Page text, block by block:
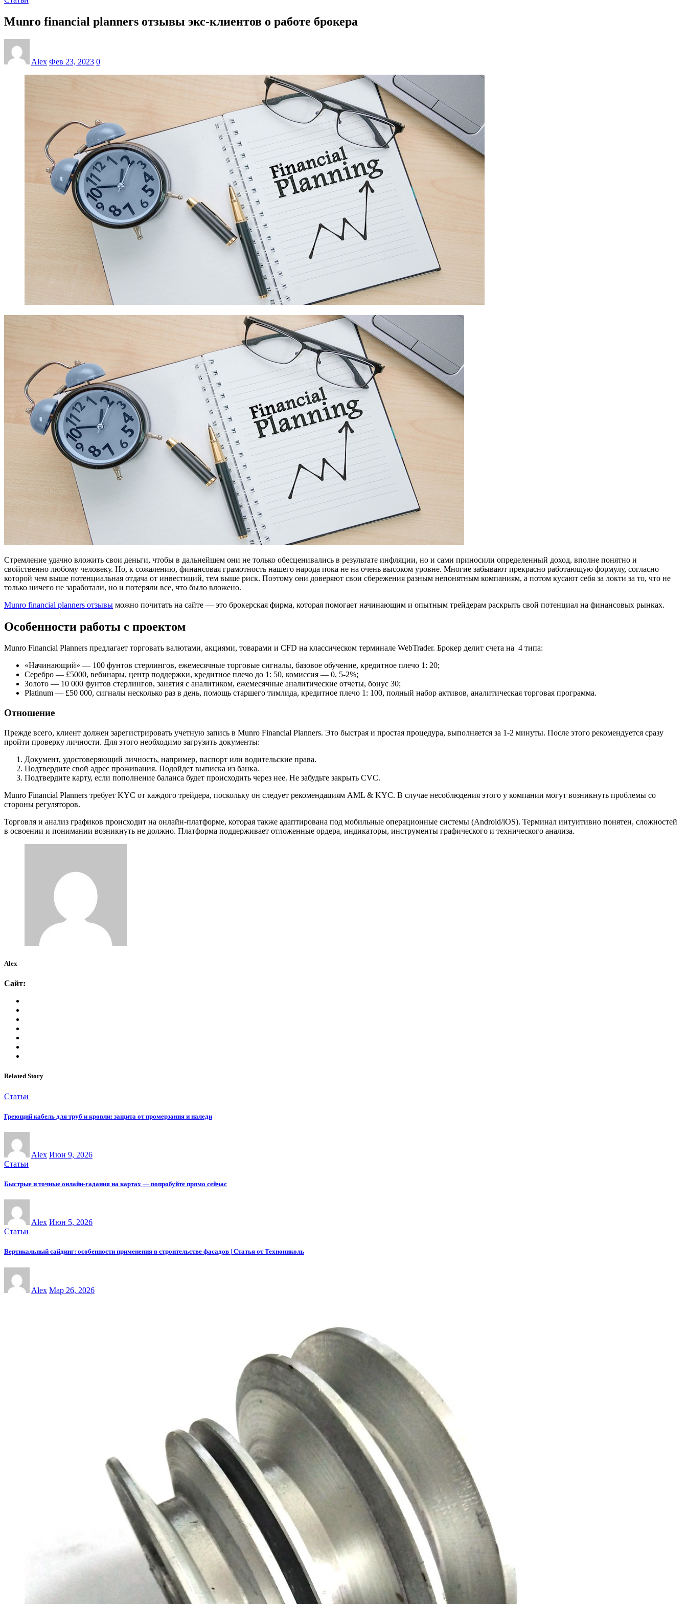
Munro financial planners отзывы экс-клиентов о работе брокера
Alex Фев 23, 2023 0
Стремление удачно вложить свои деньги, чтобы в дальнейшем они не только обесценивались в результате инфляции, но и сами приносили определенный доход, вполне понятно и
свойственно любому человеку. Но, к сожалению, финансовая грамотность нашего народа пока не на очень высоком уровне. Многие забывают прекрасно работающую формулу, согласно
которой чем выше потенциальная отдача от инвестиций, тем выше риск. Поэтому они доверяют свои сбережения разным непонятным компаниям, а потом кусают себя за локти за то, что не
только ничего не заработали, но и потеряли все, что было вложено.
Munro financial planners отзывы можно почитать на сайте — это брокерская фирма, которая помогает начинающим и опытным трейдерам раскрыть свой потенциал на финансовых рынках.
Особенности работы с проектом
Munro Financial Planners предлагает торговать валютами, акциями, товарами и CFD на классическом терминале WebTrader. Брокер делит счета на 4 типа:
«Начинающий» — 100 фунтов стерлингов, ежемесячные торговые сигналы, базовое обучение, кредитное плечо 1: 20;
Серебро — £5000, вебинары, центр поддержки, кредитное плечо до 1: 50, комиссия — 0, 5-2%;
Золото — 10 000 фунтов стерлингов, занятия с аналитиком, ежемесячные аналитические отчеты, бонус 30;
Platinum — £50 000, сигналы несколько раз в день, помощь старшего тимлида, кредитное плечо 1: 100, полный набор активов, аналитическая торговая программа.
Отношение
Прежде всего, клиент должен зарегистрировать учетную запись в Munro Financial Planners. Это быстрая и простая процедура, выполняется за 1-2 минуты. После этого рекомендуется сразу
пройти проверку личности. Для этого необходимо загрузить документы:
Документ, удостоверяющий личность, например, паспорт или водительские права.
Подтвердите свой адрес проживания. Подойдет выписка из банка.
Подтвердите карту, если пополнение баланса будет происходить через нее. Не забудьте закрыть CVC.
Munro Financial Planners требует KYC от каждого трейдера, поскольку он следует рекомендациям AML & KYC. В случае несоблюдения этого у компании могут возникнуть проблемы со
стороны регуляторов.
Торговля и анализ графиков происходит на онлайн-платформе, которая также адаптирована под мобильные операционные системы (Android/iOS). Терминал интуитивно понятен, сложностей
в освоении и понимании возникнуть не должно. Платформа поддерживает отложенные ордера, индикаторы, инструменты графического и технического анализа.
Alex
Сайт:
Related Story
Статьи
Греющий кабель для труб и кровли: защита от промерзания и наледи
Alex Июн 9, 2026
Статьи
Быстрые и точные онлайн-гадания на картах — попробуйте прямо сейчас
Alex Июн 5, 2026
Статьи
Вертикальный сайдинг: особенности применения в строительстве фасадов | Статья от Технониколь
Alex Мар 26, 2026